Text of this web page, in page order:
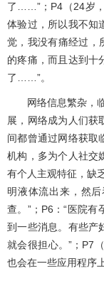
了……”；P4（24岁
体验过，所以我不知
觉，我没有痛经过，
的疼痛，而且达到十
了……”。
网络信息繁杂，
展，网络成为人们获
间都曾通过网络获取
机构，多为个人社交
有个人主观特征，缺
明液体流出来，然
查。”；P6：“医院
到一些消息。有些产
就会很担心。”；P7
也会在一些应用程序